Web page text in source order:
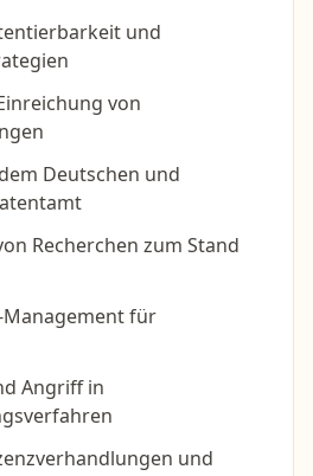
und
von
Deutschen und
Recherchen zum Stand
für
Angriff in
und